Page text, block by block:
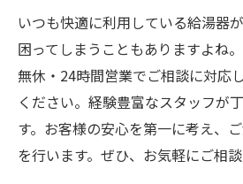
いつも快適に利用している給湯器
困ってしまうこともありますよね
無休・24時間営業でご相談に対応
ください。経験豊富なスタッフが
す。お客様の安心を第一に考え、
を行います。ぜひ、お気軽にご相談